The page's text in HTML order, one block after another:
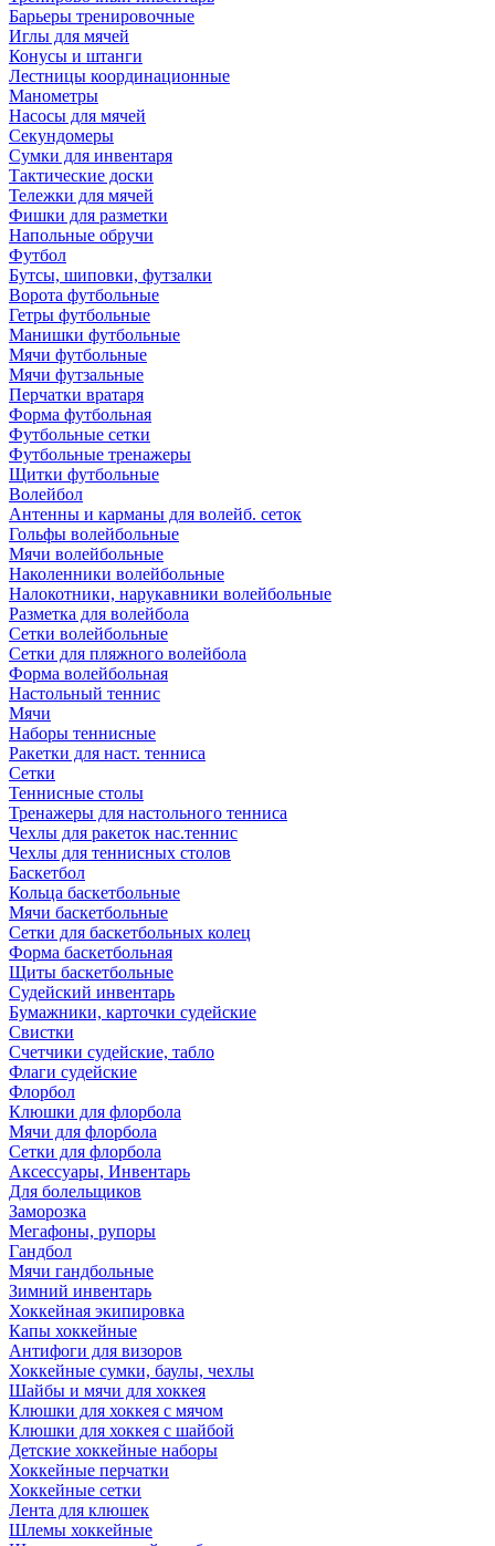
Барьеры тренировочные
Иглы для мячей
Конусы и штанги
Лестницы координационные
Манометры
Насосы для мячей
Секундомеры
Сумки для инвентаря
Тактические доски
Тележки для мячей
Фишки для разметки
Напольные обручи
Футбол
Бутсы, шиповки, футзалки
Ворота футбольные
Гетры футбольные
Манишки футбольные
Мячи футбольные
Мячи футзальные
Перчатки вратаря
Форма футбольная
Футбольные сетки
Футбольные тренажеры
Щитки футбольные
Волейбол
Антенны и карманы для волейб. сеток
Гольфы волейбольные
Мячи волейбольные
Наколенники волейбольные
Налокотники, нарукавники волейбольные
Разметка для волейбола
Сетки волейбольные
Сетки для пляжного волейбола
Форма волейбольная
Настольный теннис
Мячи
Наборы теннисные
Ракетки для наст. тенниса
Сетки
Теннисные столы
Тренажеры для настольного тенниса
Чехлы для ракеток нас.теннис
Чехлы для теннисных столов
Баскетбол
Кольца баскетбольные
Мячи баскетбольные
Сетки для баскетбольных колец
Форма баскетбольная
Щиты баскетбольные
Судейский инвентарь
Бумажники, карточки судейские
Свистки
Счетчики судейские, табло
Флаги судейские
Флорбол
Клюшки для флорбола
Мячи для флорбола
Сетки для флорбола
Аксессуары, Инвентарь
Для болельщиков
Заморозка
Мегафоны, рупоры
Гандбол
Мячи гандбольные
Зимний инвентарь
Хоккейная экипировка
Капы хоккейные
Антифоги для визоров
Хоккейные сумки, баулы, чехлы
Шайбы и мячи для хоккея
Клюшки для хоккея с мячом
Клюшки для хоккея с шайбой
Детские хоккейные наборы
Хоккейные перчатки
Хоккейные сетки
Лента для клюшек
Шлемы хоккейные